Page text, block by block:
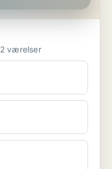
Lejlighed til salg i 6000 Kolding 2 værelser